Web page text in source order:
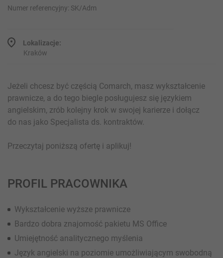
Numer referencyjny: SK/Adm
Lokalizacje:
Kraków
Jeżeli chcesz być częścią Comarch, masz wykształcenie
prawnicze, a do tego biegle posługujesz się językiem
angielskim, zrób kolejny krok w swojej karierze i dołącz
do nas jako Specjalista ds. kontraktów.
Przeczytaj poniższą ofertę i aplikuj!
PROFIL PRACOWNIKA
Wykształcenie wyższe prawnicze
Bardzo dobra znajomość pakietu MS Office
Umiejętność analitycznego myślenia
Język angielski na poziomie umożliwiającym swobodną